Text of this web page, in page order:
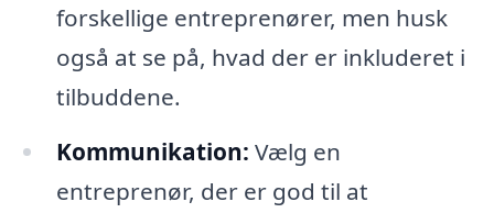
forskellige entreprenører, men husk
også at se på, hvad der er inkluderet i
tilbuddene.
Kommunikation: Vælg en
entreprenør, der er god til at